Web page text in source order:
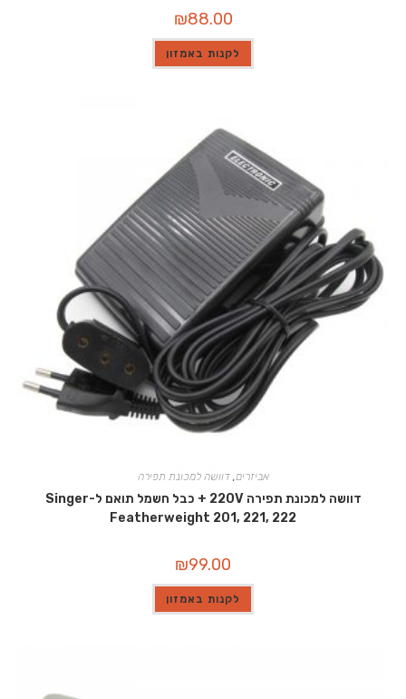
₪88.00
לקנות באמזון
אביזרים,דוושה למכונת תפירה
דוושה למכונת תפירה 220V + כבל חשמל תואם ל-Singer
Featherweight 201, 221, 222
₪99.00
לקנות באמזון